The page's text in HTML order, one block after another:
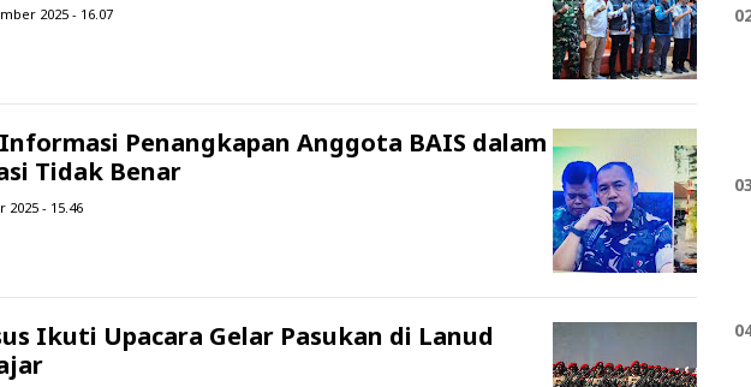
2025 - 16.07
Penangkapan Anggota BAIS dalam
Tidak Benar
2025 - 15.46
Ikuti Upacara Gelar Pasukan di Lanud